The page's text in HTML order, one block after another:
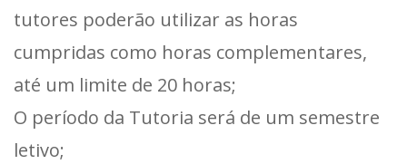
tutores poderão utilizar as horas
cumpridas como horas complementares,
até um limite de 20 horas;
O período da Tutoria será de um semestre
letivo;